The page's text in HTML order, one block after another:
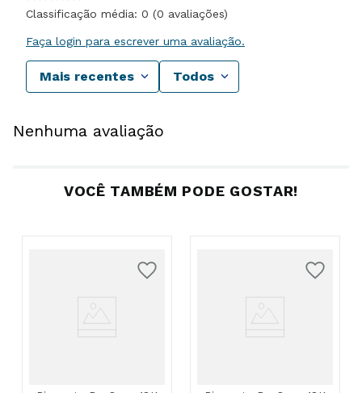
Classificação média: 0 (0 avaliações)
Faça login para escrever uma avaliação.
Mais recentes Todos
Nenhuma avaliação
VOCÊ TAMBÉM PODE GOSTAR!